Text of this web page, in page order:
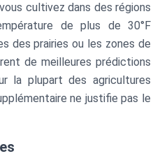
cultivez dans des régions
de plus de 30°F
des prairies ou les zones de
de meilleures prédictions
la plupart des agricultures
ne justifie pas le